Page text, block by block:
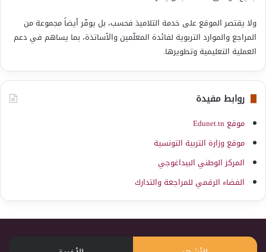
ولا يقتصر الموقع على خدمة التلاميذ فحسب، بل يوفّر أيضاً مجموعة من
المراجع والموارد التربوية لفائدة المعلّمين والأساتذة، بما يساهم في دعم
العملية التعليمية وتطويرها.
روابط مفيدة
موقع Edunet.tn
موقع وزارة التربية التونسية
المركز الوطني البيداغوجي
الفضاء الرقمي للمراجعة والتدارك